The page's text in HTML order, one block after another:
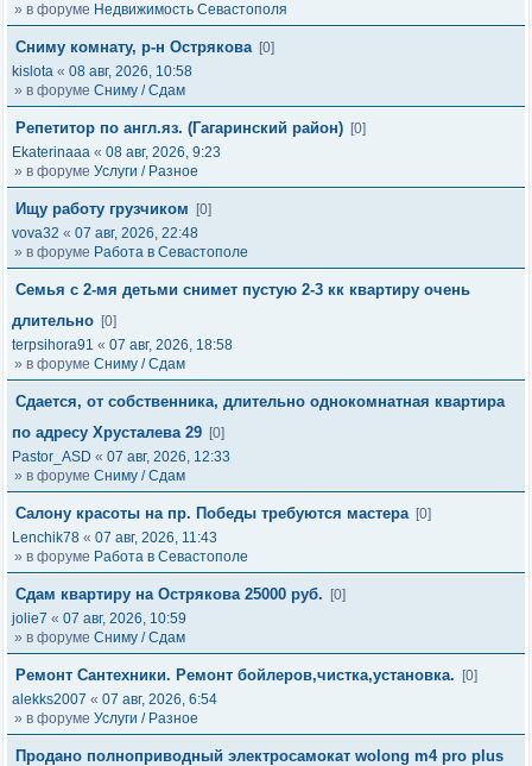
» в форуме Недвижимость Севастополя
Сниму комнату, р-н Острякова [0]
kislota « 08 авг, 2026, 10:58
» в форуме Сниму / Сдам
Репетитор по англ.яз. (Гагаринский район) [0]
Ekaterinaaa « 08 авг, 2026, 9:23
» в форуме Услуги / Разное
Ищу работу грузчиком
[0]
vova32 « 07 авг, 2026, 22:48
» в форуме Работа в Севастополе
Семья с 2-мя детьми снимет пустую 2-3 кк квартиру очень
длительно [0]
terpsihora91 « 07 авг, 2026, 18:58
» в форуме Сниму / Сдам
Сдается, от собственника, длительно однокомнатная квартира
по адресу Хрусталева 29 [0]
Pastor_ASD « 07 авг, 2026, 12:33
» в форуме Сниму / Сдам
Салону красоты на пр. Победы требуются мастера [0]
Lenchik78 « 07 авг, 2026, 11:43
» в форуме Работа в Севастополе
Сдам квартиру на Острякова 25000 руб.
[0]
jolie7 « 07 авг, 2026, 10:59
» в форуме Сниму / Сдам
Ремонт Сантехники. Ремонт бойлеров,чистка,установка.
[0]
alekks2007 « 07 авг, 2026, 6:54
» в форуме Услуги / Разное
Продано полноприводный электросамокат wolong m4 pro plus